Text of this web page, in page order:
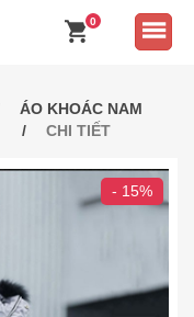
0
ÁO KHOÁC NAM
CHI TIẾT
- 15%